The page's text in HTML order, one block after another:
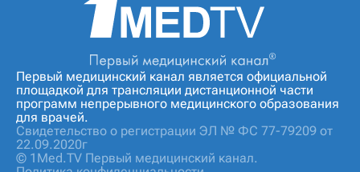
Первый медицинский канал является официальной
площадкой для трансляции дистанционной части
программ непрерывного медицинского образования
для врачей.
Свидетельство о регистрации ЭЛ № ФС 77-79209 от
22.09.2020г
© 1Med.TV Первый медицинский канал.